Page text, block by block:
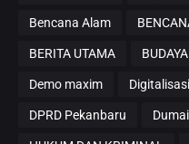
Bencana Alam
BERITA UTAMA
Demo maxim Digitalisasi
DPRD Pekanbaru Dumai